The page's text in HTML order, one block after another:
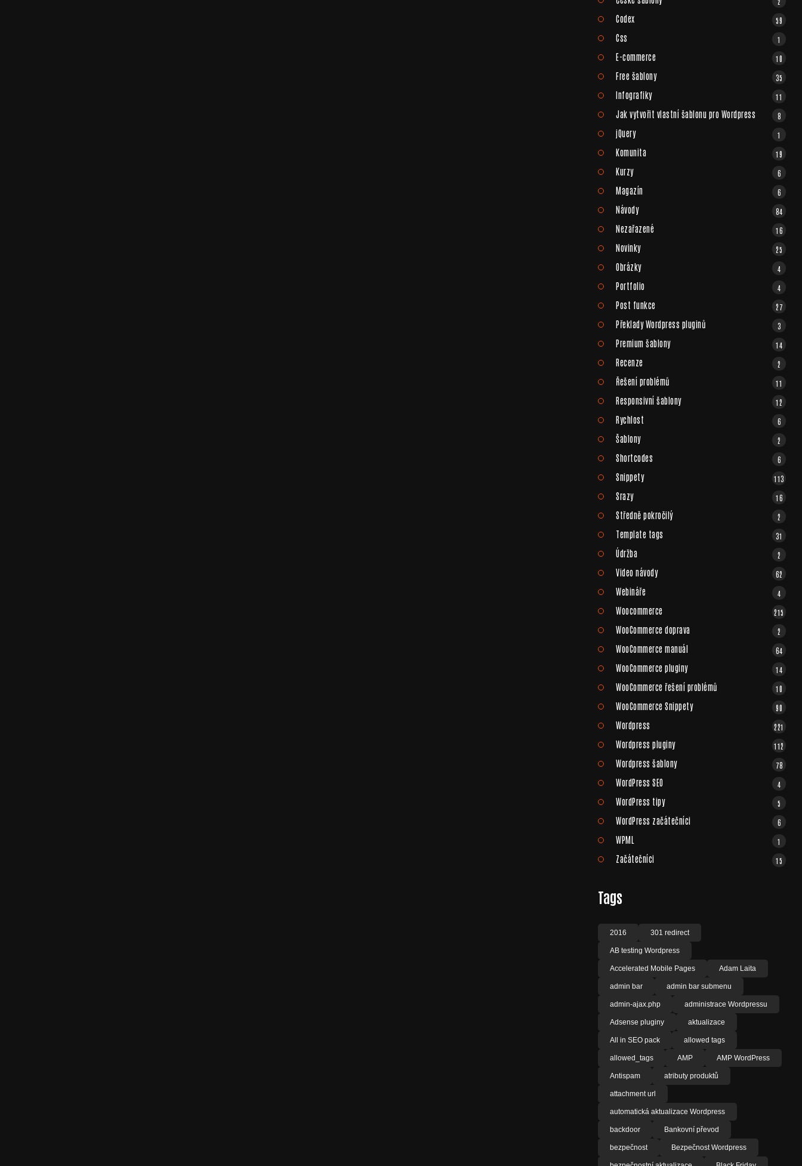
Codex 59
Css 1
E-commerce 10
Free šablony 35
Infografiky 11
Jak vytvořit vlastní šablonu pro Wordpress 8
jQuery 1
Komunita 19
Kurzy 6
Magazín 6
Návody 84
Nezařazené 16
Novinky 25
Obrázky 4
Portfolio 4
Post funkce 27
Překlady Wordpress pluginů 3
Premium šablony 14
Recenze 2
Řešení problémů 11
Responsivní šablony 12
Rychlost 6
Šablony 2
Shortcodes 6
Snippety 113
Srazy 16
Středně pokročilý 2
Template tags 31
Údržba 2
Video návody 62
Webináře 4
Woocommerce 215
WooCommerce doprava 2
WooCommerce manuál 64
WooCommerce pluginy 14
WooCommerce řešení problémů 10
WooCommerce Snippety 90
Wordpress 221
Wordpress pluginy 112
Wordpress šablony 78
WordPress SEO 4
WordPress tipy 5
WordPress začátečníci 6
WPML 1
Začátečníci 15
Tags
2016 301 redirect
AB testing Wordpress
Accelerated Mobile Pages Adam Laita
admin bar admin bar submenu
admin-ajax.php administrace Wordpressu
Adsense pluginy aktualizace
All in SEO pack allowed tags
allowed_tags AMP AMP WordPress
Antispam atributy produktů
attachment url
automatická aktualizace Wordpress
backdoor Bankovní převod
bezpečnost Bezpečnost Wordpress